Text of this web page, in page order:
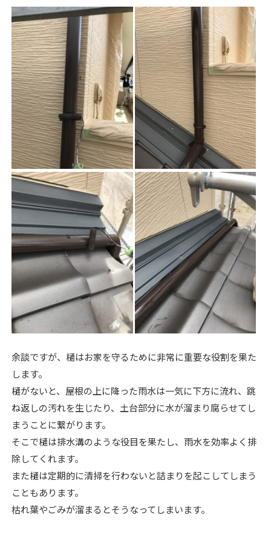
余談ですが、樋はお家を守るために非常に重要な役割を果た
します。
樋がないと、屋根の上に降った雨水は一気に下方に流れ、跳
ね返しの汚れを生じたり、土台部分に水が溜まり腐らせてし
まうことに繋がります。
そこで樋は排水溝のような役目を果たし、雨水を効率よく排
除してくれます。
また樋は定期的に清掃を行わないと詰まりを起こしてしまう
こともあります。
枯れ葉やごみが溜まるとそうなってしまいます。